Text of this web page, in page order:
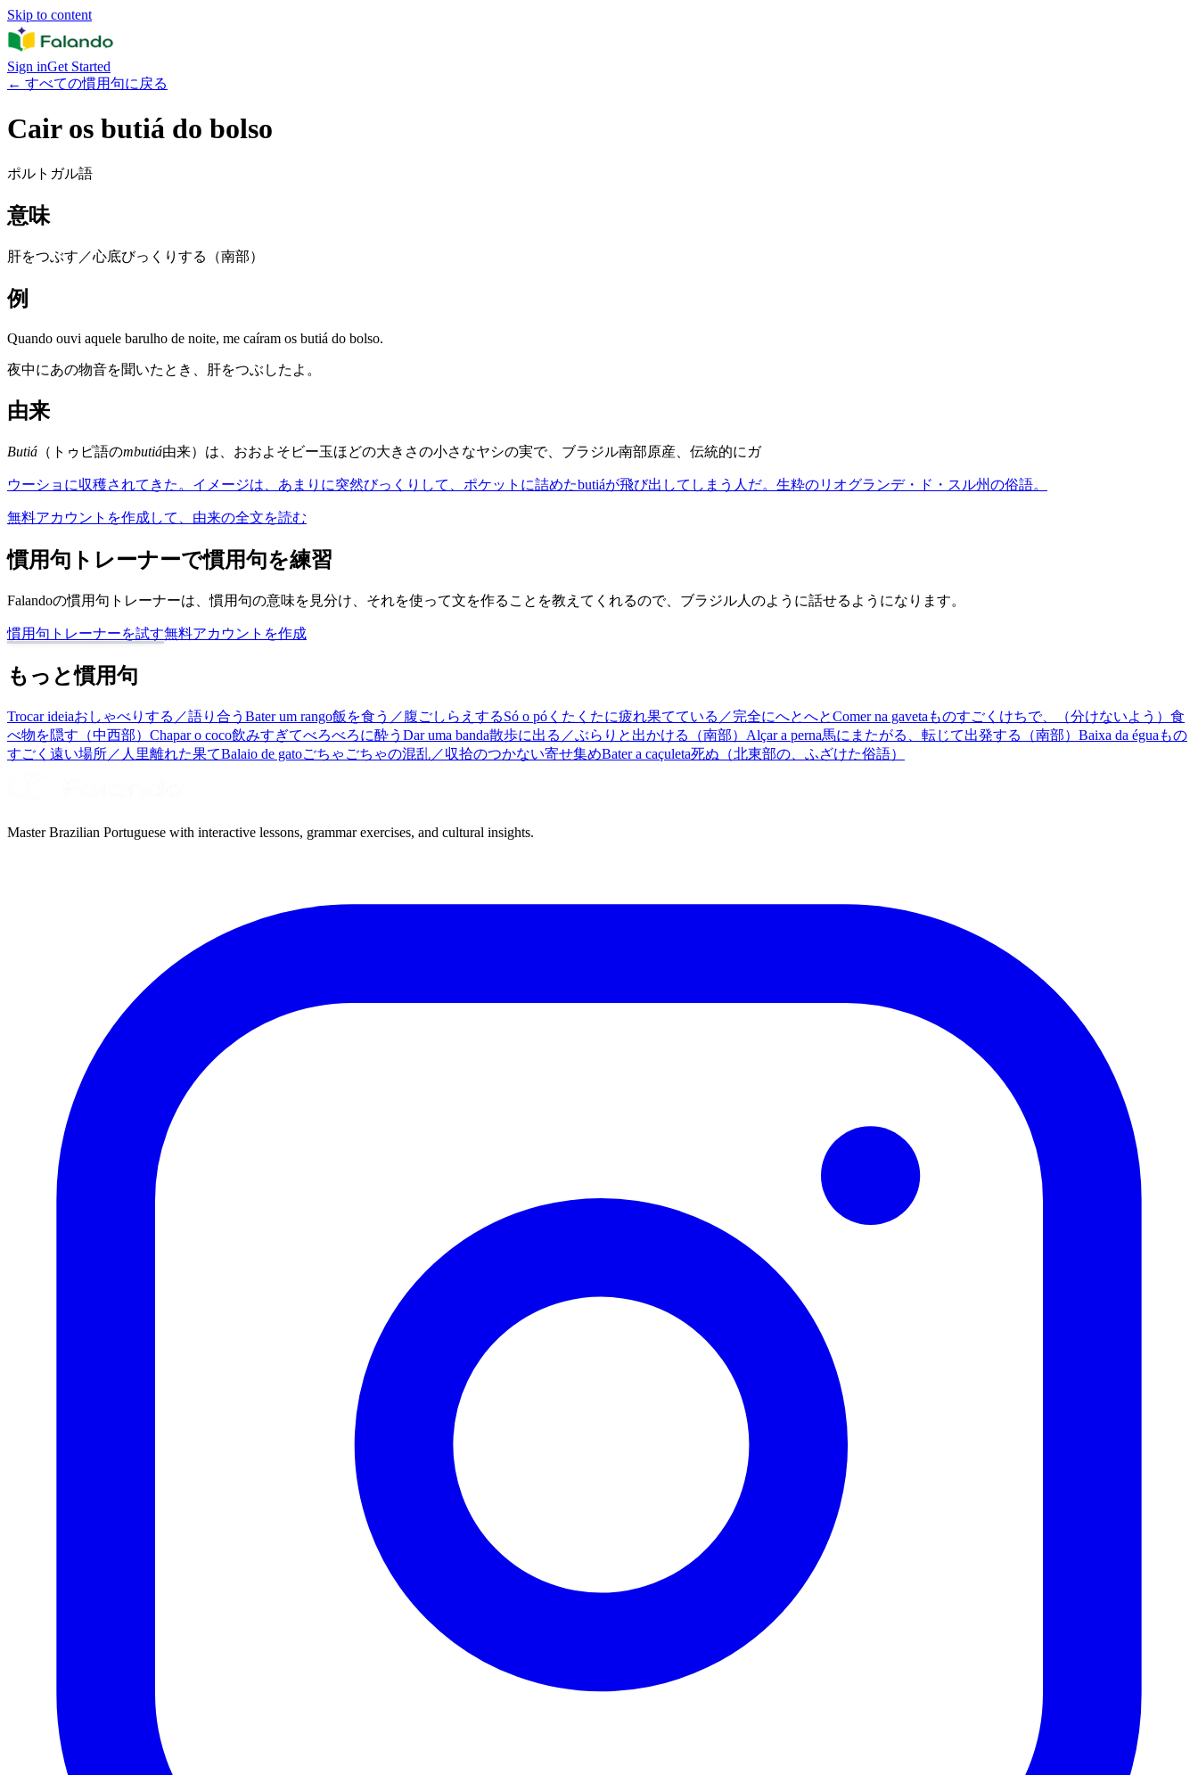
Skip to content
Sign inGet Started
← すべての慣用句に戻る
Cair os butiá do bolso
ポルトガル語
意味
肝をつぶす／心底びっくりする（南部）
例
Quando ouvi aquele barulho de noite, me caíram os butiá do bolso.
夜中にあの物音を聞いたとき、肝をつぶしたよ。
由来
Butiá （トゥピ語のmbutiá由来）は、おおよそビー玉ほどの大きさの小さなヤシの実で、ブラジル南部原産、伝統的にガ
ウーショに収穫されてきた。イメージは、あまりに突然びっくりして、ポケットに詰めたbutiáが飛び出してしまう人だ。生粋のリオグランデ・ド・スル州の俗語。
無料アカウントを作成して、由来の全文を読む
慣用句トレーナーで慣用句を練習
Falandoの慣用句トレーナーは、慣用句の意味を見分け、それを使って文を作ることを教えてくれるので、ブラジル人のように話せるようになります。
慣用句トレーナーを試す無料アカウントを作成
もっと慣用句
Trocar ideiaおしゃべりする／語り合う Bater um rango飯を食う／腹ごしらえするSó o pó くたくたに疲れ果てている／完全にへとへとComer na gaveta ものすごくけちで、（分けないよう）食
べ物を隠す（中西部） Chapar o coco飲みすぎてべろべろに酔う Dar uma banda散歩に出る／ぶらりと出かける（南部） Alçar a perna馬にまたがる、転じて出発する（南部） Baixa da égua もの
すごく遠い場所／人里離れた果てBalaio de gatoごちゃごちゃの混乱／収拾のつかない寄せ集めBater a caçuleta死ぬ（北東部の、ふざけた俗語）
Master Brazilian Portuguese with interactive lessons, grammar exercises, and cultural insights.